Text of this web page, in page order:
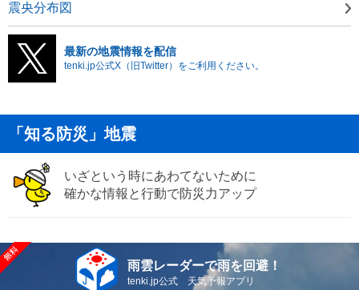
震央分布図
最新の地震情報を配信
tenki.jp公式X（旧Twitter）をご利用ください。
「知る防災」地震
いざという時にあわてないために
確かな情報と行動で防災力アップ
雨雲レーダーで雨を回避！
tenki.jp公式 天気予報アプリ